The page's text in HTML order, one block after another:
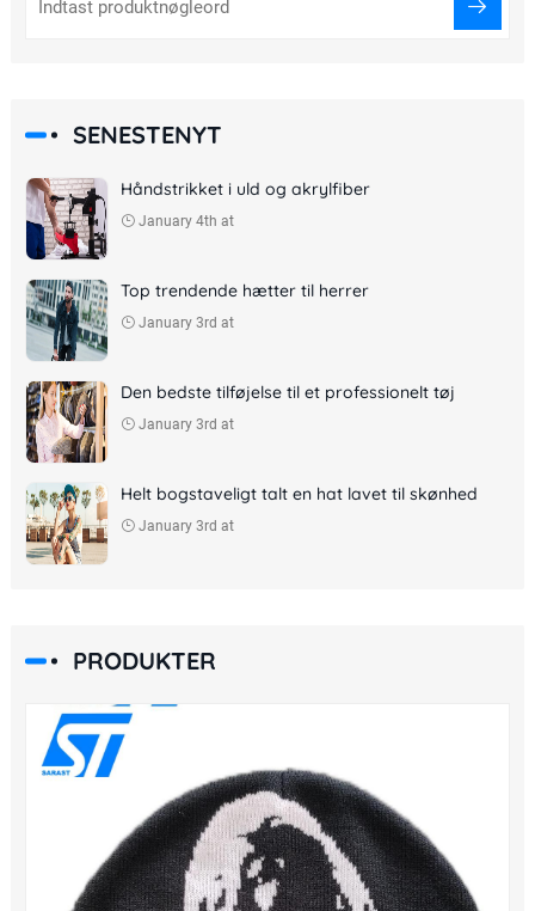
SENESTENYT
Håndstrikket i uld og akrylfiber
January 4th at
Top trendende hætter til herrer
January 3rd at
Den bedste tilføjelse til et professionelt tøj
January 3rd at
Helt bogstaveligt talt en hat lavet til skønhed
January 3rd at
PRODUKTER